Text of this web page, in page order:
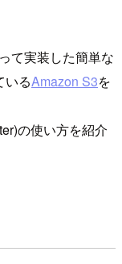
て実装した簡単な
いるAmazon S3を
の使い方を紹介